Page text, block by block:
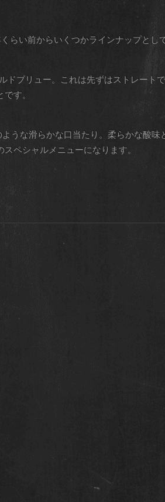
らい前からいくつかラインナップとし
ドブリュー。これは先ずはストレート
す。
ような滑らかな口当たり。柔らかな酸
ペシャルメニューになります。